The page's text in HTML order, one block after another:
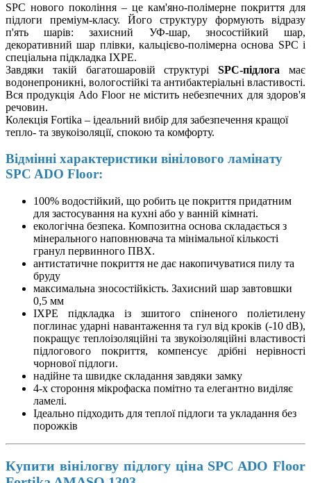
SPC нового покоління – це кам'яно-полімерне покриття для
підлоги преміум-класу. Його структуру формують відразу
п'ять шарів: захисний УФ-шар, зносостійкий шар,
декоративний шар плівки, кальцієво-полімерна основа SPC і
спеціальна підкладка IXPE.
Завдяки такій багатошаровій структуріSPC-підлога має
водонепроникні, вологостійкі та антибактеріальні властивості.
Вся продукція Ado Floor не містить небезпечних для здоров'я
речовин.
Колекція Fortika – ідеальний вибір для забезпечення кращої
тепло- та звукоізоляції, спокою та комфорту.
Відмінні характеристики вінілового ламінату
SPC ADO Floor:
100% водостійкий, що робить це покриття придатним
для застосування на кухні або у ванній кімнаті.
екологічна безпека. Композитна основа складається з
мінерального наповнювача та мінімальної кількості
гранул первинного ПВХ.
антистатичне покриття не дає накопичуватися пилу та
бруду
максимальна зносостійкість. Захисний шар завтовшки
0,5 мм
IXPE підкладка із зшитого спіненого поліетилену
поглинає ударні навантаження та гул від кроків (-10 dB),
покращує теплоізоляційні та звукоізоляційні властивості
підлогового покриття, компенсує дрібні нерівності
чорнової підлоги.
надійне та швидке складання завдяки замку
4-х стороння мікрофаска помітно та елегантно виділяє
ламелі.
Ідеально підходить для теплої підлоги та укладання без
порожків
Купити вінілогву підлогу ціна SPC ADO Floor